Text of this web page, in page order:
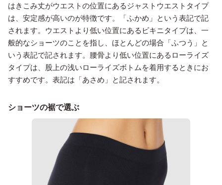
はきこみ丈がウエストの位置にあるジャストウエストタイプ
は、安定感が高いのが特徴です。「ふかめ」という表記で記
されます。ウエストより低い位置にあるビキニタイプは、一
般的なショーツのことを指し、ほとんどの場合「ふつう」と
いう表記で記されます。腰骨より低い位置にあるローライズ
タイプは、股上の浅いローライズボトムを着用するときにお
すすめです。表記は「あさめ」と記されます。
ショーツの裾で選ぶ